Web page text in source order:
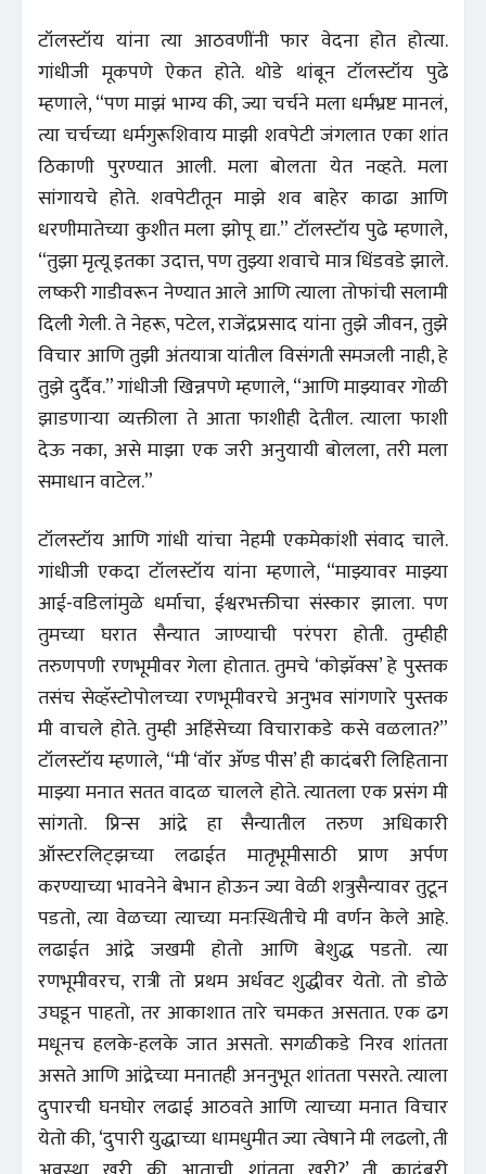
टॉलस्टॉय यांना त्या आठवणींनी फार वेदना होत होत्या.
गांधीजी मूकपणे ऐकत होते. थोडे थांबून टॉलस्टॉय पुढे
म्हणाले, “पण माझं भाग्य की, ज्या चर्चने मला धर्मभ्रष्ट मानलं,
त्या चर्चच्या धर्मगुरूशिवाय माझी शवपेटी जंगलात एका शांत
ठिकाणी पुरण्यात आली. मला बोलता येत नव्हते. मला
सांगायचे होते. शवपेटीतून माझे शव बाहेर काढा आणि
धरणीमातेच्या कुशीत मला झोपू द्या.” टॉलस्टॉय पुढे म्हणाले,
“तुझा मृत्यू इतका उदात्त, पण तुझ्या शवाचे मात्र धिंडवडे झाले.
लष्करी गाडीवरून नेण्यात आले आणि त्याला तोफांची सलामी
दिली गेली. ते नेहरू, पटेल, राजेंद्रप्रसाद यांना तुझे जीवन, तुझे
विचार आणि तुझी अंतयात्रा यांतील विसंगती समजली नाही, हे
तुझे दुर्दैव.” गांधीजी खिन्नपणे म्हणाले, “आणि माझ्यावर गोळी
झाडणाऱ्या व्यक्तीला ते आता फाशीही देतील. त्याला फाशी
देऊ नका, असे माझा एक जरी अनुयायी बोलला, तरी मला
समाधान वाटेल.”
टॉलस्टॉय आणि गांधी यांचा नेहमी एकमेकांशी संवाद चाले.
गांधीजी एकदा टॉलस्टॉय यांना म्हणाले, “माझ्यावर माझ्या
आई-वडिलांमुळे धर्माचा, ईश्वरभक्तीचा संस्कार झाला. पण
तुमच्या घरात सैन्यात जाण्याची परंपरा होती. तुम्हीही
तरुणपणी रणभूमीवर गेला होतात. तुमचे ‘कोझॅक्स’ हे पुस्तक
तसंच सेव्हॅस्टोपोलच्या रणभूमीवरचे अनुभव सांगणारे पुस्तक
मी वाचले होते. तुम्ही अहिंसेच्या विचाराकडे कसे वळलात?”
टॉलस्टॉय म्हणाले, “मी ‘वॉर अ‍ॅण्ड पीस’ ही कादंबरी लिहिताना
माझ्या मनात सतत वादळ चालले होते. त्यातला एक प्रसंग मी
सांगतो. प्रिन्स आंद्रे हा सैन्यातील तरुण अधिकारी
ऑस्टरलिट्झच्या लढाईत मातृभूमीसाठी प्राण अर्पण
करण्याच्या भावनेने बेभान होऊन ज्या वेळी शत्रुसैन्यावर तुटून
पडतो, त्या वेळच्या त्याच्या मनःस्थितीचे मी वर्णन केले आहे.
लढाईत आंद्रे जखमी होतो आणि बेशुद्ध पडतो. त्या
रणभूमीवरच, रात्री तो प्रथम अर्धवट शुद्धीवर येतो. तो डोळे
उघडून पाहतो, तर आकाशात तारे चमकत असतात. एक ढग
मधूनच हलके-हलके जात असतो. सगळीकडे निरव शांतता
असते आणि आंद्रेच्या मनातही अननुभूत शांतता पसरते. त्याला
दुपारची घनघोर लढाई आठवते आणि त्याच्या मनात विचार
येतो की, ‘दुपारी युद्धाच्या धामधुमीत ज्या त्वेषाने मी लढलो, ती